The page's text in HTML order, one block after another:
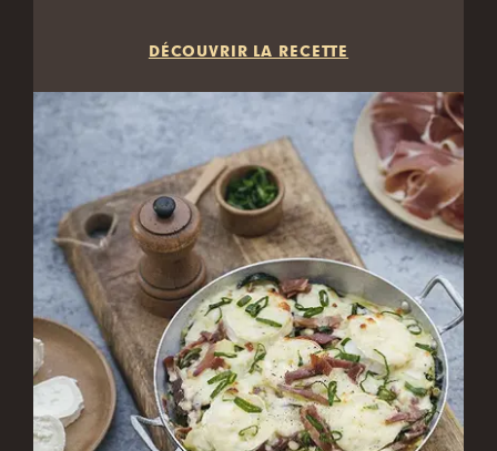
DÉCOUVRIR LA RECETTE